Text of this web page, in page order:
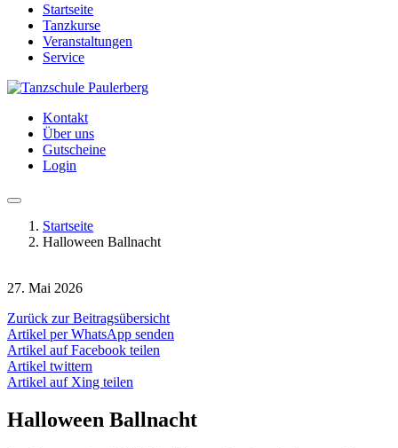
Startseite
Tanzkurse
Veranstaltungen
Service
Kontakt
Über uns
Gutscheine
Login
Startseite
Halloween Ballnacht
27. Mai 2026
Zurück zur Beitragsübersicht
Artikel per WhatsApp senden
Artikel auf Facebook teilen
Artikel twittern
Artikel auf Xing teilen
Halloween Ballnacht